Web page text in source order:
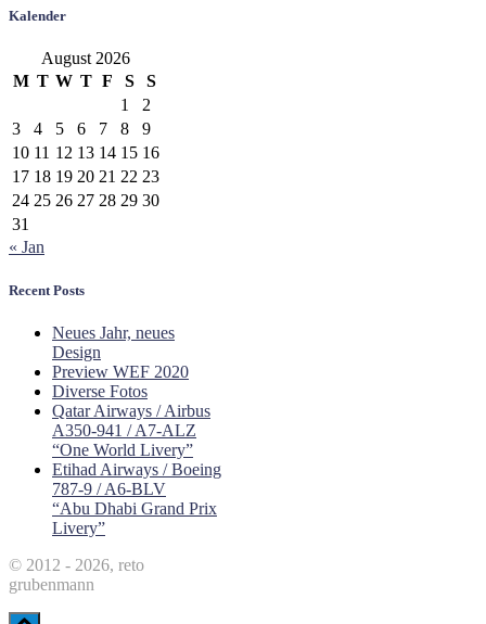
Kalender
August 2026
M T W T F S
S
1
2
3
4 5 6 7 8
9
10 11 12 13 14 15 16
17 18 19 20 21 22 23
24 25 26 27 28 29 30
31
« Jan
Recent Posts
Neues Jahr, neues
Design
Preview WEF 2020
Diverse Fotos
Qatar Airways / Airbus
A350-941 / A7-ALZ
“One World Livery”
Etihad Airways / Boeing
787-9 / A6-BLV
“Abu Dhabi Grand Prix
Livery”
© 2012 - 2026, reto
grubenmann